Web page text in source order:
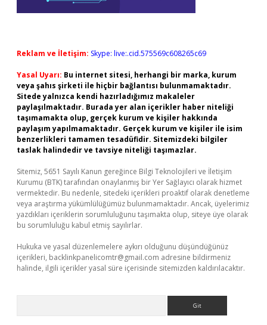
Reklam ve İletişim: Skype: live:.cid.575569c608265c69
Yasal Uyarı: Bu internet sitesi, herhangi bir marka, kurum
veya şahıs şirketi ile hiçbir bağlantısı bulunmamaktadır.
Sitede yalnızca kendi hazırladığımız makaleler
paylaşılmaktadır. Burada yer alan içerikler haber niteliği
taşımamakta olup, gerçek kurum ve kişiler hakkında
paylaşım yapılmamaktadır. Gerçek kurum ve kişiler ile isim
benzerlikleri tamamen tesadüfidir. Sitemizdeki bilgiler
taslak halindedir ve tavsiye niteliği taşımazlar.
Sitemiz, 5651 Sayılı Kanun gereğince Bilgi Teknolojileri ve İletişim
Kurumu (BTK) tarafından onaylanmış bir Yer Sağlayıcı olarak hizmet
vermektedir. Bu nedenle, sitedeki içerikleri proaktif olarak denetleme
veya araştırma yükümlülüğümüz bulunmamaktadır. Ancak, üyelerimiz
yazdıkları içeriklerin sorumluluğunu taşımakta olup, siteye üye olarak
bu sorumluluğu kabul etmiş sayılırlar.
Hukuka ve yasal düzenlemelere aykırı olduğunu düşündüğünüz
içerikleri, backlinkpanelicomtr@gmail.com adresine bildirmeniz
halinde, ilgili içerikler yasal süre içerisinde sitemizden kaldırılacaktır.